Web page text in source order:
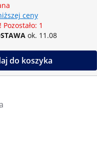
ceny
1
ok. 11.08
do koszyka